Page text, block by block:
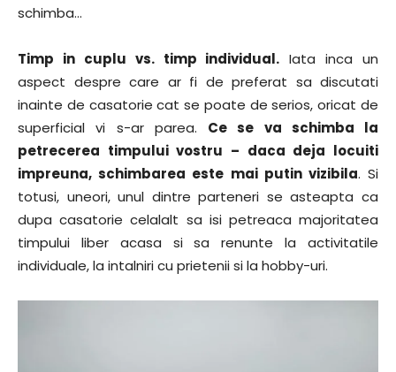
schimba…
Timp in cuplu vs. timp individual. Iata inca un
aspect despre care ar fi de preferat sa discutati
inainte de casatorie cat se poate de serios, oricat de
superficial vi s-ar parea. Ce se va schimba la
petrecerea timpului vostru – daca deja locuiti
impreuna, schimbarea este mai putin vizibila. Si
totusi, uneori, unul dintre parteneri se asteapta ca
dupa casatorie celalalt sa isi petreaca majoritatea
timpului liber acasa si sa renunte la activitatile
individuale, la intalniri cu prietenii si la hobby-uri.